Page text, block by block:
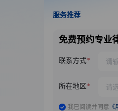
服务推荐
免费预约专业
联系方式
所在地区
我已阅读并同意